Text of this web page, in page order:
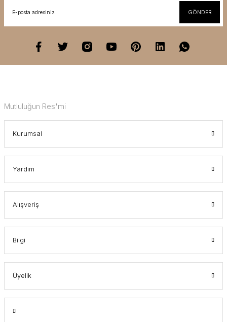
GÖNDER
Mutluluğun Res'mi
Kurumsal
Yardım
Alışveriş
Bilgi
Üyelik